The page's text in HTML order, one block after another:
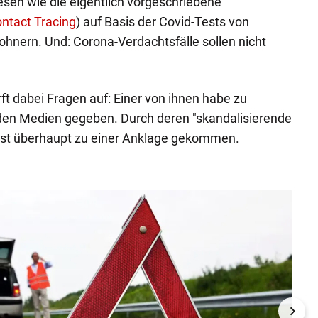
Tracing) auf Basis der Covid-Tests von
Und: Corona-Verdachtsfälle sollen nicht
dabei Fragen auf: Einer von ihnen habe zu
Medien gegeben. Durch deren "skandalisierende
überhaupt zu einer Anklage gekommen.